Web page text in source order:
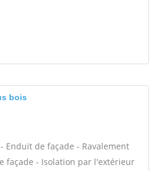
bois
Enduit de façade - Ravalement
façade - Isolation par l'extérieur